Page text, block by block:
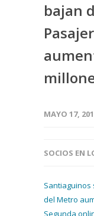
bajan
MAYO 17,
SOCIOS EN
Santiaguinos
del Metro
Segunda